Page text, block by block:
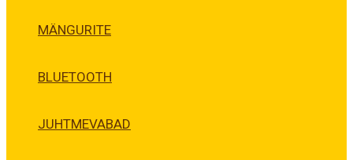
MÄNGURITE
BLUETOOTH
JUHTMEVABAD